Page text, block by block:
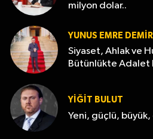
milyon dolar..
YUNUS EMRE
Siyaset, Ahlak ve
Bütünlükte Adalet
YİĞİT BULUT
Yeni, güçlü, büyük,